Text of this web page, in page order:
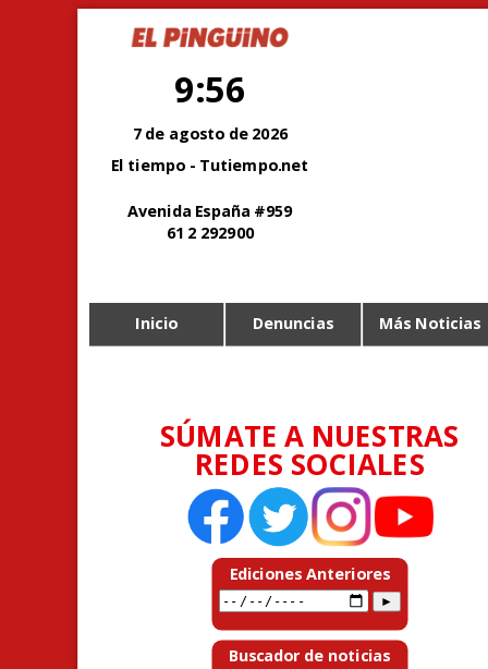
9:56
7 de agosto de 2026
El tiempo - Tutiempo.net
Avenida España #959
61 2 292900
Inicio Denuncias Más Noticias
SÚMATE A NUESTRAS
REDES SOCIALES
Ediciones Anteriores
Buscador de noticias